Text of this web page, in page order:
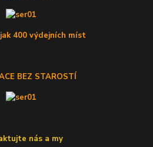
400 výdejních míst
BEZ STAROSTÍ
nás a my